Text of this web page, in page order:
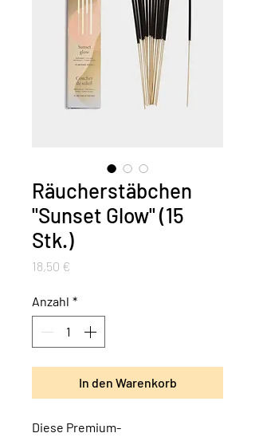
Räucherstäbchen
"Sunset Glow" (15
Stk.)
18,50 €
Anzahl *
In den Warenkorb
Diese Premium-